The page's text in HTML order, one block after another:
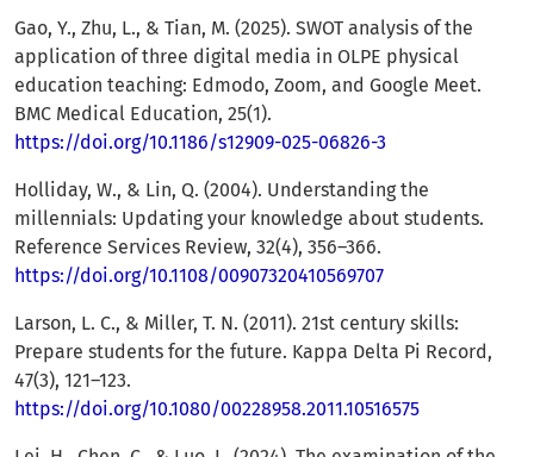
Gao, Y., Zhu, L., & Tian, M. (2025). SWOT analysis of the
application of three digital media in OLPE physical
education teaching: Edmodo, Zoom, and Google Meet.
BMC Medical Education, 25(1).
https://doi.org/10.1186/s12909-025-06826-3
Holliday, W., & Lin, Q. (2004). Understanding the
millennials: Updating your knowledge about students.
Reference Services Review, 32(4), 356–366.
https://doi.org/10.1108/00907320410569707
Larson, L. C., & Miller, T. N. (2011). 21st century skills:
Prepare students for the future. Kappa Delta Pi Record,
47(3), 121–123.
https://doi.org/10.1080/00228958.2011.10516575